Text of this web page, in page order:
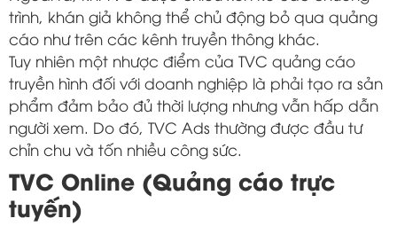
trình, khán giả không thể chủ động bỏ qua quảng
cáo như trên các kênh truyền thông khác.
Tuy nhiên một nhược điểm của TVC quảng cáo
truyền hình đối với doanh nghiệp là phải tạo ra sản
phẩm đảm bảo đủ thời lượng nhưng vẫn hấp dẫn
người xem. Do đó, TVC Ads thường được đầu tư
chỉn chu và tốn nhiều công sức.
TVC Online (Quảng cáo trực
tuyến)